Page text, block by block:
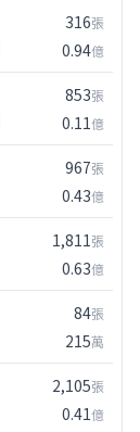
316張
0.94億
853張
0.11億
967張
0.43億
1,811張
0.63億
84張
215萬
2,105張
0.41億